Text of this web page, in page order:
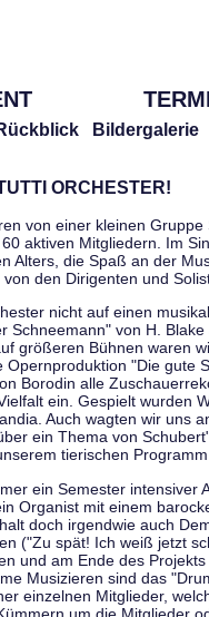
Bildergalerie
ORCHESTER!
von einer kleinen
aktiven Mitgliedern. Im
Alters, die Spaß an der
den Dirigenten und
nicht auf einen
Schneemann" von H.
größeren Bühnen waren
"Die
Borodin alle
ein. Gespielt wurden
Auch wagten wir uns
ein Thema von
tierischen
ein Semester
Organist mit einem
doch irgendwie auch
("Zu spät! Ich weiß jetzt
und am Ende des
Musizieren sind das
einzelnen Mitglieder,
um die Mitglieder